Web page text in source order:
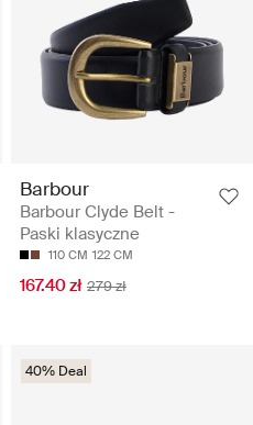
Barbour
Barbour Clyde Belt -
Paski klasyczne
110 CM 122 CM
167.40 zł 279 zł
40% Deal